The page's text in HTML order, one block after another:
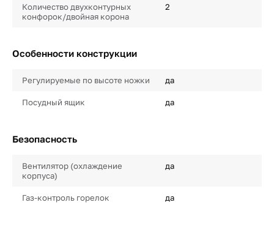
Количество двухконтурных
конфорок/двойная корона
2
Особенности конструкции
Регулируемые по высоте ножки да
Посудный ящик да
Безопасность
Вентилятор (охлаждение
корпуса)
да
Газ-контроль горелок да